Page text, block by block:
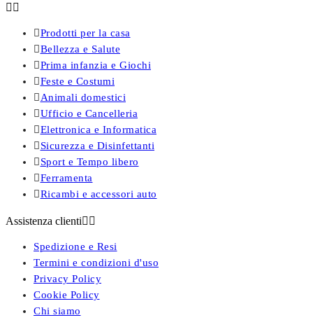
 
Prodotti per la casa
Bellezza e Salute
Prima infanzia e Giochi
Feste e Costumi
 Animali domestici
Ufficio e Cancelleria
Elettronica e Informatica
 Sicurezza e Disinfettanti
 Sport e Tempo libero
Ferramenta
Ricambi e accessori auto
Assistenza clienti 
Spedizione e Resi
Termini e condizioni d'uso
Privacy Policy
Cookie Policy
Chi siamo